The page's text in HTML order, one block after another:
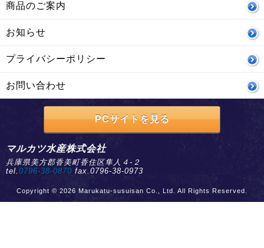
商品のご案内
お知らせ
プライバシーポリシー
お問い合わせ
PCサイトを見る
マルカツ水産株式会社
兵庫県美方郡香美町香住区隼人４-２
tel. 0796-38-0870 fax.0796-38-0973
Copyright © 2026 Marukatu-susuisan Co., Ltd. All Rights Reserved.